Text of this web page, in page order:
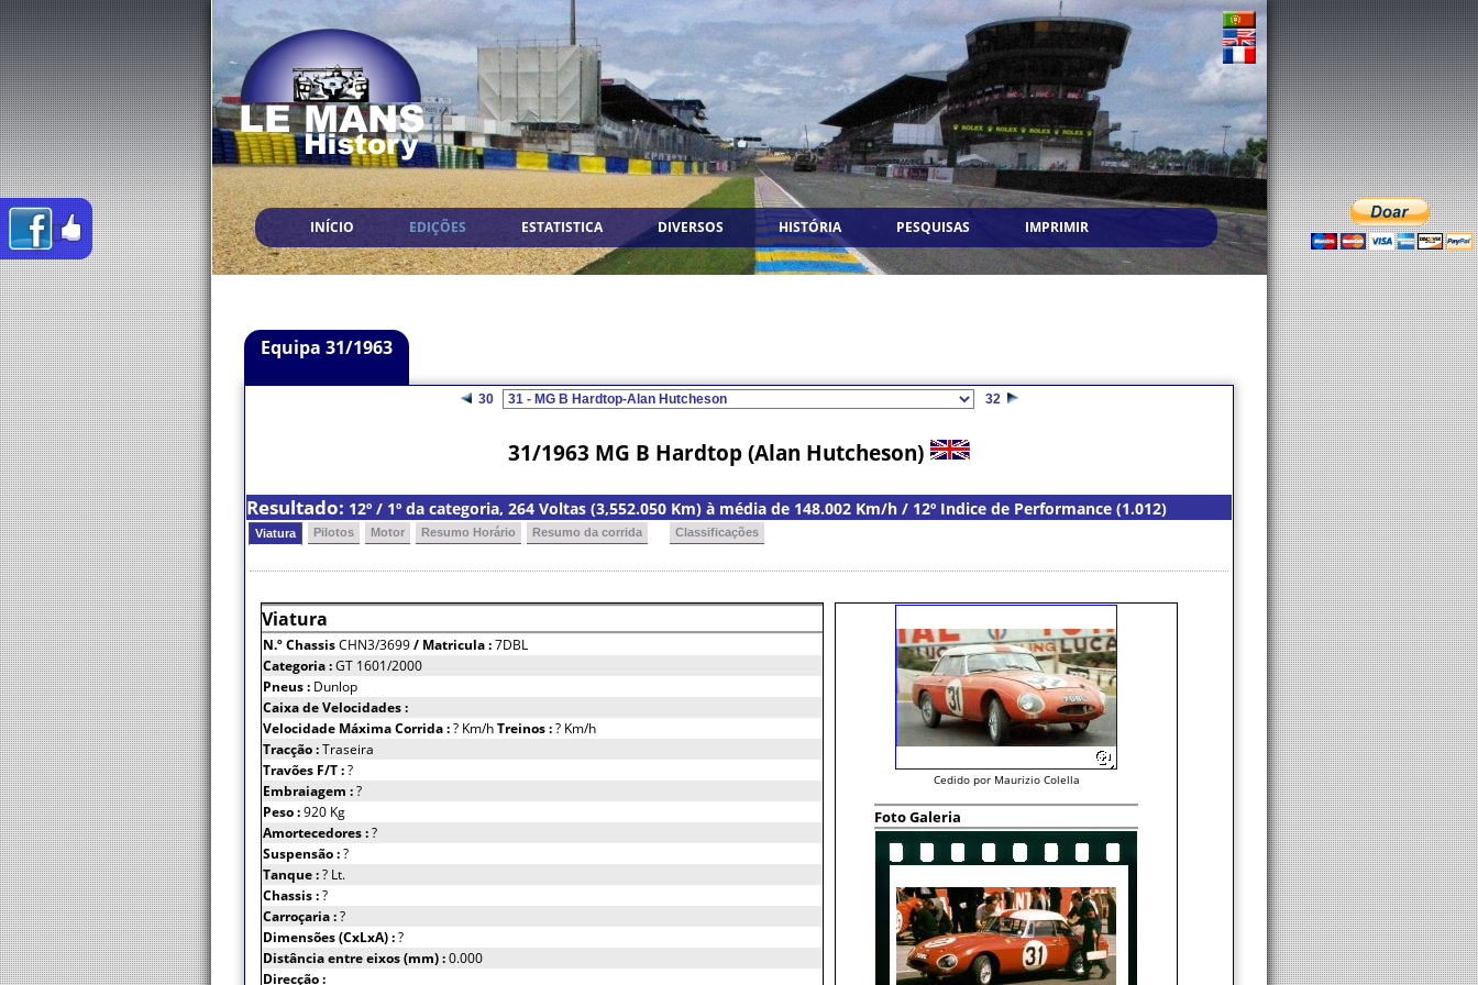
INÍCIO EDIÇÕES ESTATISTICA DIVERSOS HISTÓRIA PESQUISAS IMPRIMIR
Equipa 31/1963
30 32
31/1963 MG B Hardtop (Alan Hutcheson)
Resultado: 12º / 1º da categoria, 264 Voltas (3,552.050 Km) à média de 148.002 Km/h / 12º Indice de Performance (1.012)
Viatura Pilotos Motor Resumo Horário Resumo da corrida Classificações
Viatura
N.º ChassisCHN3/3699/ Matricula :7DBL
Categoria :GT 1601/2000
Pneus : Dunlop
Caixa de Velocidades :
Velocidade Máxima Corrida :? Km/hTreinos :? Km/h
Tracção :Traseira
Travões F/T :?
Embraiagem :?
Peso :920 Kg
Amortecedores :?
Suspensão :?
Tanque :? Lt.
Chassis :?
Carroçaria :?
Dimensões (CxLxA) :?
Distância entre eixos (mm) :0.000
Direcção :
Cedido por Maurizio Colella
Foto Galeria